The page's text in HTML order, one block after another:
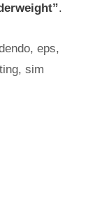
.
,eps,
, sim